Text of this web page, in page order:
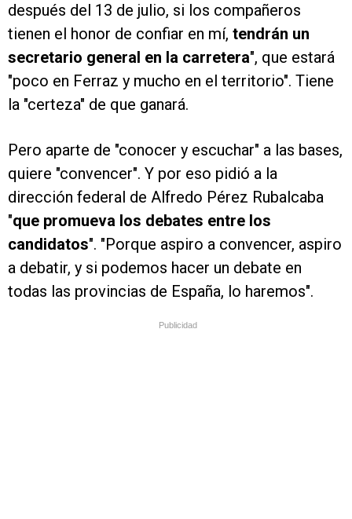
después del 13 de julio, si los compañeros
tienen el honor de confiar en mí, tendrán un
secretario general en la carretera", que estará
"poco en Ferraz y mucho en el territorio". Tiene
la "certeza" de que ganará.
Pero aparte de "conocer y escuchar" a las bases,
quiere "convencer". Y por eso pidió a la
dirección federal de Alfredo Pérez Rubalcaba
"que promueva los debates entre los
candidatos". "Porque aspiro a convencer, aspiro
a debatir, y si podemos hacer un debate en
todas las provincias de España, lo haremos".
Publicidad